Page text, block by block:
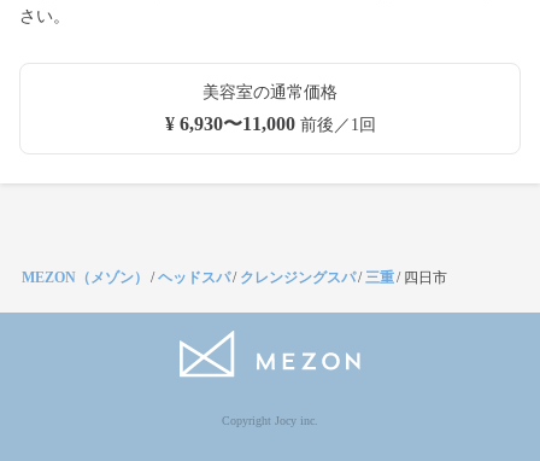
さい。
美容室の通常価格
¥ 6,930〜11,000前後／1回
MEZON（メゾン） /ヘッドスパ/ クレンジングスパ/三重/ 四日市
Copyright Jocy inc.